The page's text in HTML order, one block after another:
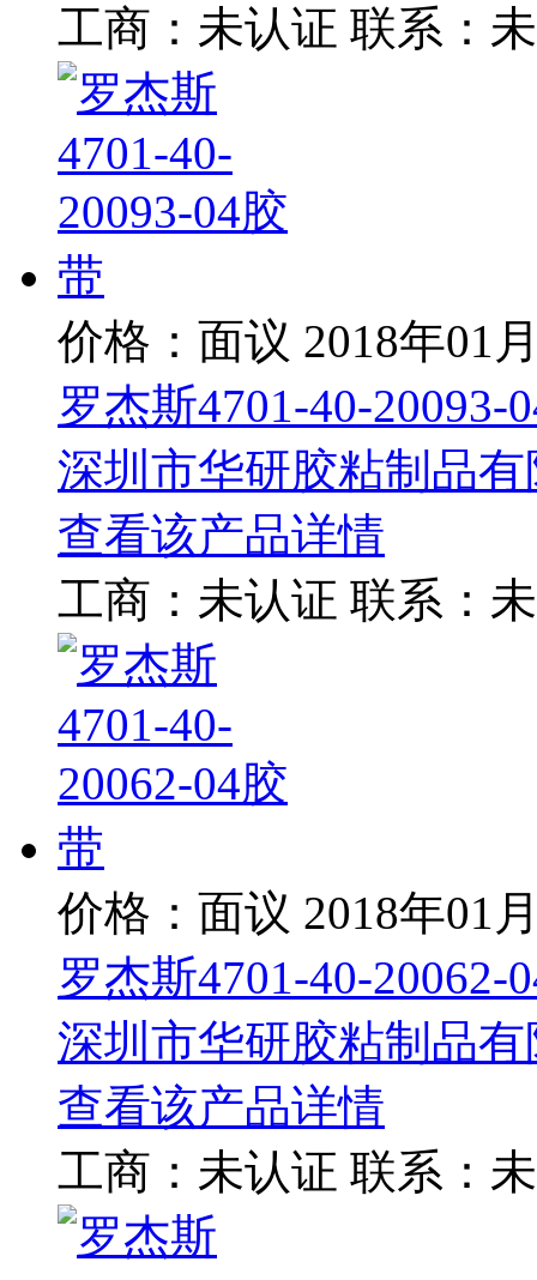
工商： 未认证 联系：
价格：面议 2018年01
罗杰斯4701-40-20093-
深圳市华研胶粘制品
查看该产品详情
工商： 未认证 联系：
价格：面议 2018年01
罗杰斯4701-40-20062-
深圳市华研胶粘制品
查看该产品详情
工商： 未认证 联系：